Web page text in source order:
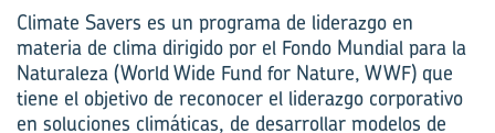
Climate Savers es un programa de liderazgo en
materia de clima dirigido por el Fondo Mundial para la
Naturaleza (World Wide Fund for Nature, WWF) que
tiene el objetivo de reconocer el liderazgo corporativo
en soluciones climáticas, de desarrollar modelos de